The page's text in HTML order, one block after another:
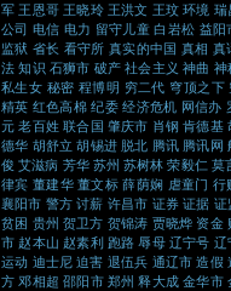
军 王恩哥 王晓玲 王洪文 王玟 环境 瑞
公司 电信 电力 留守儿童 白岩松 益阳
监狱 省长 看守所 真实的中国 真相 真
法 知识 石狮市 破产 社会主义 神曲 神
私生女 秘密 程博明 穷二代 穹顶之下
精英 红色高棉 纪委 经济危机 网信办
元 老百姓 联合国 肇庆市 肖钢 肯德基
德华 胡舒立 胡锡进 脱北 腾讯 腾讯网
俊 艾滋病 芳华 苏州 苏树林 荣毅仁 莫
律宾 董建华 董文标 薛荫娴 虐童门 行
襄阳市 警方 讨薪 许昌市 证券 证据 证
贫困 贵州 贺卫方 贺锦涛 贾晓烨 资金
市 赵本山 赵素利 跑路 辱母 辽宁号 辽
运动 迪士尼 迫害 退伍兵 通辽市 造假
方 邓相超 邵阳市 郑州 释大成 金华市